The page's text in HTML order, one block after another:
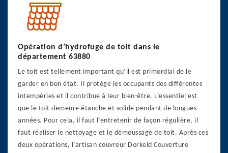
Opération d’hydrofuge de toit dans le
département 63880
Le toit est tellement important qu’il est primordial de le
garder en bon état. Il protège les occupants des différentes
intempéries et il contribue à leur bien-être. L’essentiel est
que le toit demeure étanche et solide pendant de longues
années. Pour cela, il faut l’entretenir de façon régulière, il
faut réaliser le nettoyage et le démoussage de toit. Après ces
deux opérations, l’artisan couvreur Dorkeld Couverture